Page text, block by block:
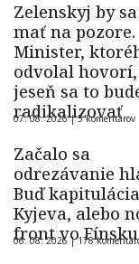
Zelenskyj by
mať na pozore.
Minister,
odvolal hovorí,
jeseň sa to
radikalizovať
07. 08. 2026 |5 komentárov
Začalo sa
odrezávanie
Buď kapitulácia
Kyjeva, alebo
front vo Fínsku
06. 08. 2026 |178